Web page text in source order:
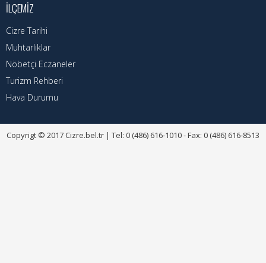
İLÇEMIZ
Cizre Tarihi
Muhtarlıklar
Nöbetçi Eczaneler
Turizm Rehberi
Hava Durumu
Copyrigt © 2017 Cizre.bel.tr | Tel: 0 (486) 616-1010 - Fax: 0 (486) 616-8513